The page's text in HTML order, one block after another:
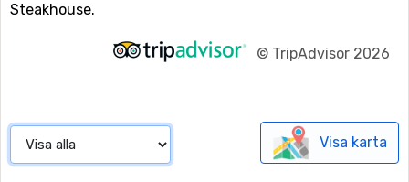
Steakhouse.
© TripAdvisor 2026
Visa karta